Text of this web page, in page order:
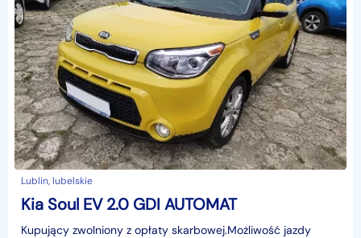
Lublin, lubelskie
Kia Soul EV 2.0 GDI AUTOMAT
Kupujący zwolniony z opłaty skarbowej.Możliwość jazdy